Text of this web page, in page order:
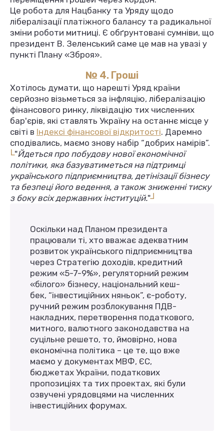
Це робота для Нацбанку та Уряду щодо
лібералізації платіжного балансу та радикальної
зміни роботи митниці. Є обґрунтовані сумніви, що
президент В. Зеленський саме це мав на увазі у
пункті Плану «Зброя».
№ 4. Гроші
Хотілось думати, що нарешті Уряд країни
серйозно візьметься за інфляцію, лібералізацію
фінансового ринку, ліквідацію тих численних
бар'єрів, які ставлять Україну на останнє місце у
світі в Індексі фінансової відкритості. Даремно
сподівались, маємо знову набір “добрих намірів”.
L"Йдеться про побудову нової економічної
політики, яка базуватиметься на підтримці
українського підприємництва, детінізації бізнесу
та безпеці його ведення, а також зниженні тиску
з боку всіх державних інституцій."L
Оскільки над Планом президента
працювали ті, хто вважає адекватним
розвиток українського підприємництва
через Стратегію доходів, кредитний
режим «5-7-9%», регуляторний режим
«білого» бізнесу, національний кеш-
бек, “інвестиційних няньок”, є-роботу,
ручний режим розблокування ПДВ-
накладних, перетворення податкового,
митного, валютного законодавства на
суцільне решето, то, ймовірно, нова
економічна політика – це те, що вже
маємо у документах МВФ, ЄС,
бюджетах України, податкових
пропозиціях та тих проектах, які були
озвучені урядовцями на численних
інвестиційних форумах.